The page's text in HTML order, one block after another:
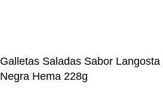
Galletas Saladas Sabor
Negra Hema 228g